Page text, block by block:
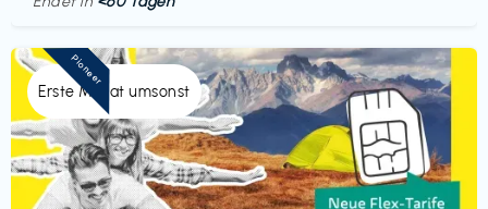
Erste Monat umsonst
Pioneer